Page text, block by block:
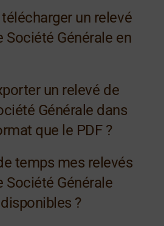
un relevé
Société Générale en
un relevé de
Générale dans
que le PDF ?
temps mes relevés
Société Générale
?